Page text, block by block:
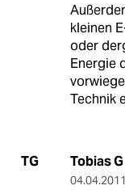
kleinen
oder
Energie
Technik
TG Tobias G
04.04.2011